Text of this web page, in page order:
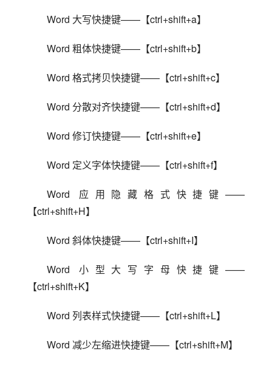
Word 大写快捷键——【ctrl+shift+a】
Word 粗体快捷键——【ctrl+shift+b】
Word 格式拷贝快捷键——【ctrl+shift+c】
Word 分散对齐快捷键——【ctrl+shift+d】
Word 修订快捷键——【ctrl+shift+e】
Word 定义字体快捷键——【ctrl+shift+f】
Word 应用隐藏格式快捷键——
【ctrl+shift+H】
Word 斜体快捷键——【ctrl+shift+I】
Word 小型大写字母快捷键——
【ctrl+shift+K】
Word 列表样式快捷键——【ctrl+shift+L】
Word 减少左缩进快捷键——【ctrl+shift+M】